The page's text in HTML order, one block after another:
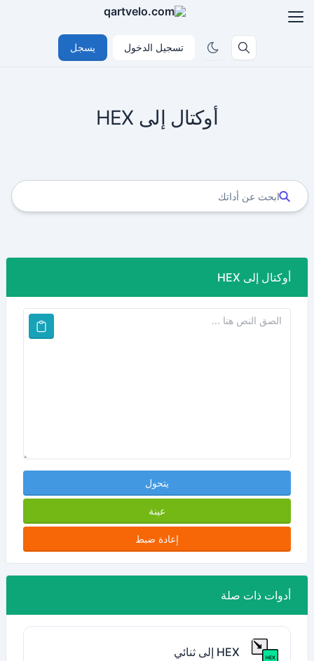
تسجيل الدخول يسجل
أوكتال إلى HEX
أوكتال إلى HEX
يتحول
عينة
إعادة ضبط
أدوات ذات صلة
HEX إلى ثنائي